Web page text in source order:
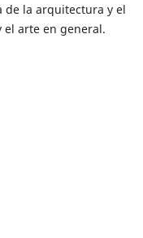
de la arquitectura y el
arte en general.